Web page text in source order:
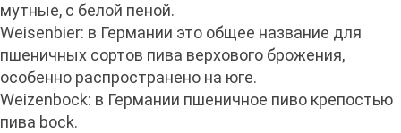
мутные, с белой пеной.
Weisenbier: в Германии это общее название для
пшеничных сортов пива верхового брожения,
особенно распространено на юге.
Weizenbock: в Германии пшеничное пиво крепостью
пива bock.